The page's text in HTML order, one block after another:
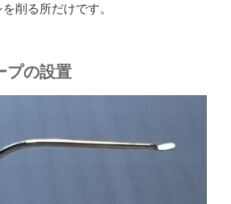
削る所だけです。
の設置